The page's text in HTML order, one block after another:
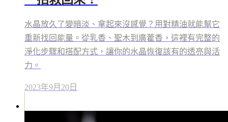
水晶放久了變暗淡、拿起來沒感覺？用對精油就能幫它
重新找回能量。從乳香、聖木到廣藿香，這裡有完整的
淨化步驟和搭配方式，讓你的水晶恢復該有的透亮與活
力。
2023年9月20日